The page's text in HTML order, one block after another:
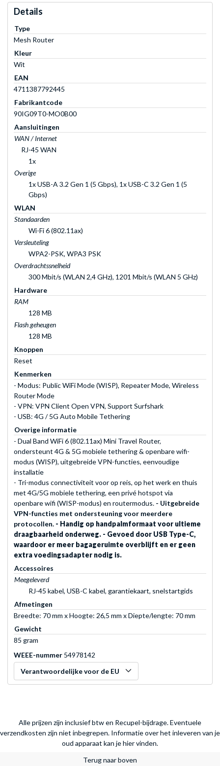
Details
Type
Mesh Router
Kleur
Wit
EAN
4711387792445
Fabrikantcode
90IG09T0-MO0B00
Aansluitingen
WAN / Internet
RJ-45 WAN
1x
Overige
1x USB-A 3.2 Gen 1 (5 Gbps), 1x USB-C 3.2 Gen 1 (5
Gbps)
WLAN
Standaarden
Wi-Fi 6 (802.11ax)
Versleuteling
WPA2-PSK, WPA3 PSK
Overdrachtssnelheid
300 Mbit/s (WLAN 2,4 GHz), 1201 Mbit/s (WLAN 5 GHz)
Hardware
RAM
128 MB
Flash geheugen
128 MB
Knoppen
Reset
Kenmerken
- Modus: Public WiFi Mode (WISP), Repeater Mode, Wireless
Router Mode
- VPN: VPN Client Open VPN, Support Surfshark
- USB: 4G / 5G Auto Mobile Tethering
Overige informatie
- Dual Band WiFi 6 (802.11ax) Mini Travel Router,
ondersteunt 4G & 5G mobiele tethering & openbare wifi-
modus (WISP), uitgebreide VPN-functies, eenvoudige
installatie
- Tri-modus connectiviteit voor op reis, op het werk en thuis
met 4G/5G mobiele tethering, een privé hotspot via
openbare wifi (WISP-modus) en routermodus. - Uitgebreide
VPN-functies met ondersteuning voor meerdere
protocollen. - Handig op handpalmformaat voor ultieme
draagbaarheid onderweg. - Gevoed door USB Type-C,
waardoor er meer bagageruimte overblijft en er geen
extra voedingsadapter nodig is.
Accessoires
Meegeleverd
RJ-45 kabel, USB-C kabel, garantiekaart, snelstartgids
Afmetingen
Breedte: 70 mm x Hoogte: 26,5 mm x Diepte/lengte: 70 mm
Gewicht
85 gram
WEEE-nummer 54978142
Verantwoordelijke voor de EU
Alle prijzen zijn inclusief btw en Recupel-bijdrage. Eventuele
verzendkosten zijn niet inbegrepen. Informatie over het inleveren van je
oud apparaat kan je hier vinden.
Terug naar boven